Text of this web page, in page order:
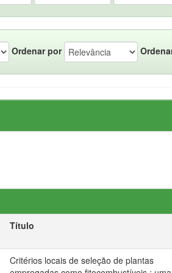
Ordenar por
Título
Critérios locais de seleção de plantas